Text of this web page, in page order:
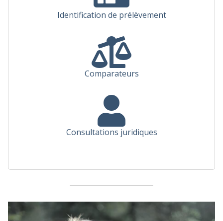
Identification de prélèvement
Comparateurs
Consultations juridiques